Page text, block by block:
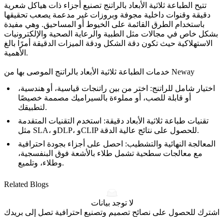
تتيح الطباعة ثلاثية الأبعاد بالراتنج تصنيع أجزاء ذات هياكل شعرية
دقيقة وقنوات داخلية مجوفة وبروزات غير مدعمة يصعب تحقيقها
باستخدام الطرق القائمة على الخيوط أو المساحيق. وهي مفيدة
بشكل خاص في مجالات مثل الطبية والرعاية الصحية و الإلكترونيات
الاستهلاكية حيث تكون دقة الشكل ودقة الميزات الدقيقة أمرًا بالغ
الأهمية.
خدمات الطباعة ثلاثية الأبعاد بالراتنج الموصى بها من Neway
اختيار شامل للراتنج: اختر من بين راتنجات قياسية، أو هندسية،
أو قابلة للصب، أو مملوءة بالسيراميك مصممة خصيصًا
لتطبيقك.
تقنيات طباعة ثلاثية الأبعاد دقيقة: استخدم التقنيات المتقدمة
SLA ، وDLP ، وCLIP
للحصول على نتائج عالية الدقة.
المعالجة النهائية والتشطيب: احصل على أجزاء بجودة احترافية
مع معالجات سطحية تشمل طلاء بالأشعة فوق البنفسجية،
وطلاء، وتلميع .
Related Blogs
لا توجد بيانات
اشترك للحصول على نصائح تصميم وتصنيع احترافية تصل إلى بريدك